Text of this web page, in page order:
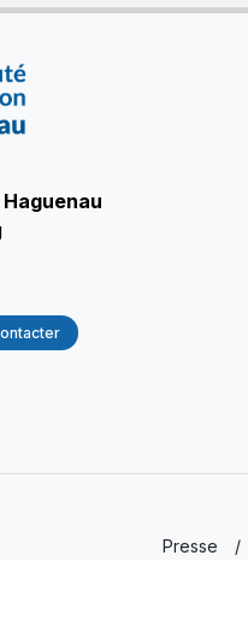
Presse /